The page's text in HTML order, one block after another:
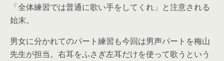
「全体練習では普通に歌い手をしてくれ」と注意される
始末。
男女に分かれてのパート練習も今回は男声パートを梅山
先生が担当。右耳をふさぎ左耳だけを使って歌うという